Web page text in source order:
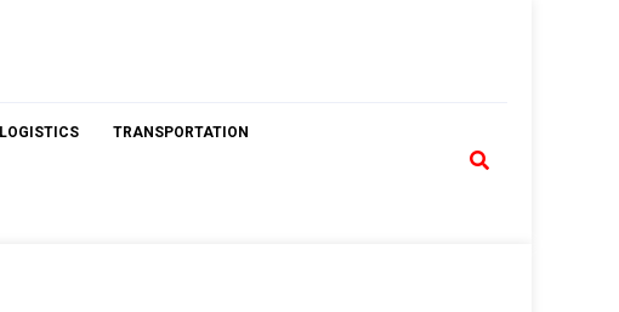
LOGISTICS TRANSPORTATION